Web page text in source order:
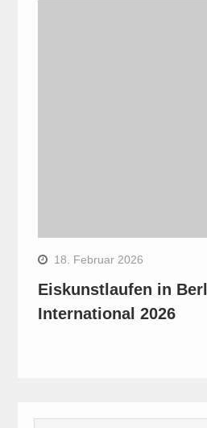
18. Februar 2026
Eiskunstlaufen in
International 2026